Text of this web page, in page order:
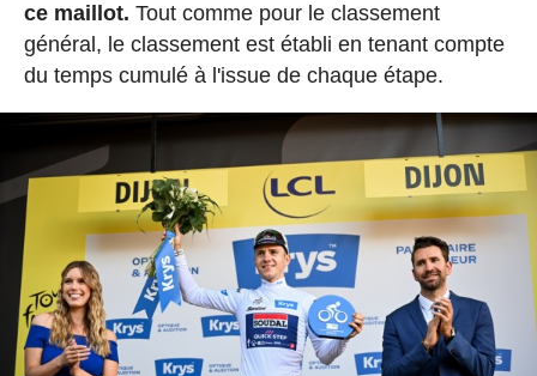
ce maillot. Tout comme pour le classement
général, le classement est établi en tenant compte
du temps cumulé à l'issue de chaque étape.